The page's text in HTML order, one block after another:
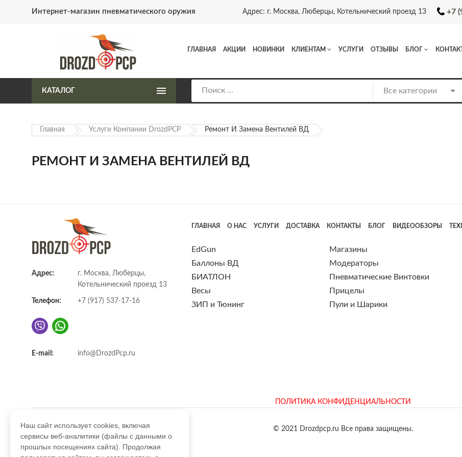
Интернет-магазин пневматического оружия Адрес: г. Москва, Люберцы, Котельнический проезд 13 +7
ГЛАВНАЯ АКЦИИ НОВИНКИ КЛИЕНТАМ УСЛУГИ ОТЗЫВЫ БЛОГ
КАТАЛОГ
Главная Услуги Компании DrozdPCP Ремонт И Замена Вентилей ВД
РЕМОНТ И ЗАМЕНА ВЕНТИЛЕЙ ВД
Адрес:
г. Москва, Люберцы,
Котельнический проезд 13
Телефон: +7 (917) 537-17-16
E-mail: info@DrozdPcp.ru
ГЛАВНАЯ О НАС УСЛУГИ ДОСТАВКА КОНТАКТЫ БЛОГ ВИДЕООБЗОРЫ
EdGun
Баллоны ВД
БИАТЛОН
Весы
ЗИП и Тюнинг
Магазины
Модераторы
Пневматические Винтовки
Прицелы
Пули и Шарики
ПОЛИТИКА КОНФИДЕНЦИАЛЬНОСТИ
© 2021 Drozdpcp.ru Все права защищены.
Наш сайт использует cookies, включая
сервисы веб-аналитики (файлы с данными о
прошлых посещениях сайта). Продолжая